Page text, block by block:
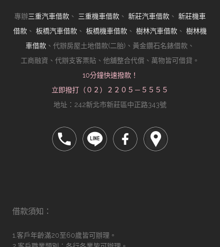
專辦三重汽車借款 、 三重機車借款 、 新莊汽車借款 、 新莊機車
借款 、 板橋汽車借款 、 板橋機車借款 、 樹林汽車借款 、 樹林機
車借款 、代辦房屋土地借款(二胎)、黃金鑽石名錶借款、
工商融資、代辦支客票貼、他舖整合代償、萬物皆可借貸。
10分鐘快速撥款！
立即撥打（０２）２２０５－５５５５
地址：242新北市新莊區中正路343號
借款須知：
1.客戶年齡滿20至60歲皆可辦理。